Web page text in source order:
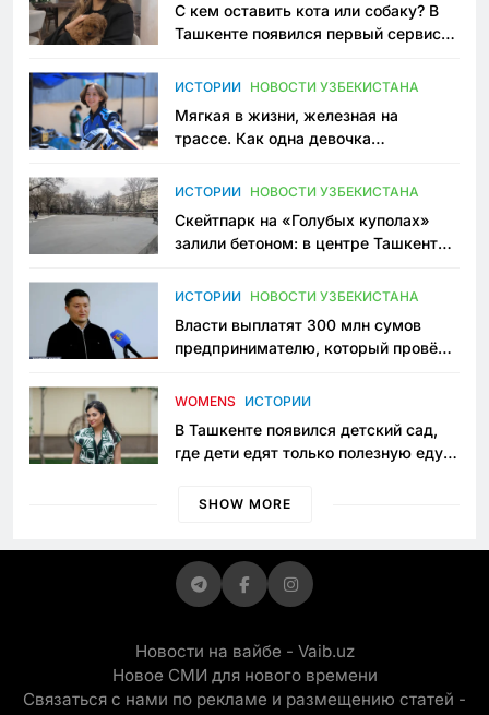
С кем оставить кота или собаку? В
Ташкенте появился первый сервис
ИСТОРИИ НОВОСТИ УЗБЕКИСТАНА
Мягкая в жизни, железная на
трассе. Как одна девочка
Узбекистане
ИСТОРИИ НОВОСТИ УЗБЕКИСТАНА
Скейтпарк на «Голубых куполах»
залили бетоном: в центре Ташкента
пространство
ИСТОРИИ НОВОСТИ УЗБЕКИСТАНА
Власти выплатят 300 млн сумов
предпринимателю, который провёл
приговору
WOMENS ИСТОРИИ
В Ташкенте появился детский сад,
где дети едят только полезную еду.
просить «кашу без сахара»
SHOW MORE
Новости на вайбе - Vaib.uz
Новое СМИ для нового времени
Связаться с нами по рекламе и размещению статей -